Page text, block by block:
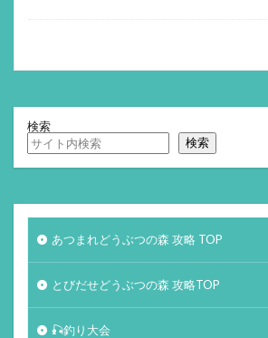
検索
検索
あつまれどうぶつの森 攻略 TOP
とびだせどうぶつの森 攻略TOP
🎣釣り大会